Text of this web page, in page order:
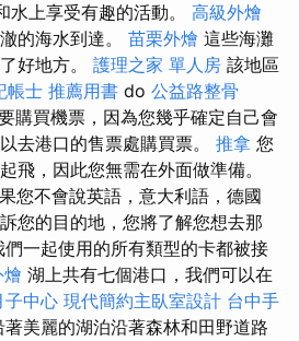
水上享受有趣的活動。 高級外燴
的海水到達。 苗栗外燴 這些海灘
好地方。 護理之家 單人房 該地區
帳士 推薦用書 do 公益路整骨
購買機票，因為您幾乎確定自己會
去港口的售票處購買票。 推拿 您
飛，因此您無需在外面做準備。
您不會說英語，意大利語，德國
您的目的地，您將了解您想去那
們一起使用的所有類型的卡都被接
燴 湖上共有七個港口，我們可以在
子中心 現代簡約主臥室設計 台中手
美麗的湖泊沿著森林和田野道路